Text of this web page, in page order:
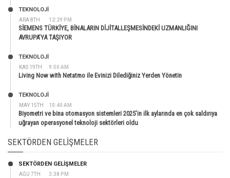
ARA 8TH 12:29 PM
TEKNOLOJİ
SİEMENS TÜRKİYE, BİNALARIN DİJİTALLEŞMESİNDEKİ UZMANLIĞINI
AVRUPA’YA TAŞIYOR
KAS 19TH 9:50 AM
TEKNOLOJİ
Living Now with Netatmo ile Evinizi Dilediğiniz Yerden Yönetin
MAY 15TH 10:40 AM
TEKNOLOJİ
Biyometri ve bina otomasyon sistemleri 2025’in ilk aylarında en çok saldırıya
uğrayan operasyonel teknoloji sektörleri oldu
SEKTÖRDEN GELIŞMELER
AĞU 7TH 3:38 PM
SEKTÖRDEN GELIŞMELER